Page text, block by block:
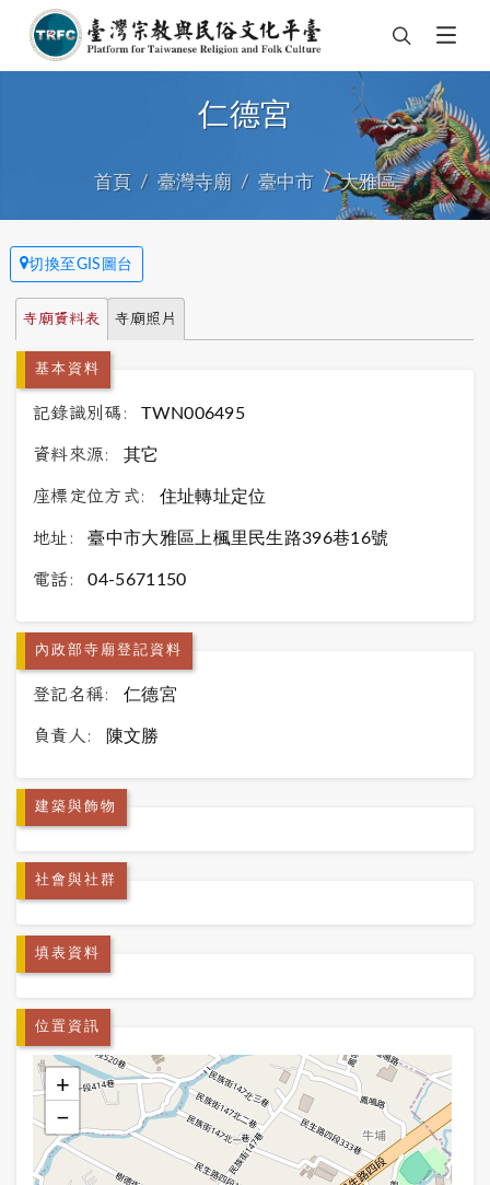
仁德宮
首頁 臺灣寺廟 臺中市 大雅區
切換至GIS圖台
寺廟資料表 寺廟照片
基本資料
記錄識別碼: TWN006495
資料來源: 其它
座標定位方式: 住址轉址定位
地址: 臺中市大雅區上楓里民生路396巷16號
電話: 04-5671150
內政部寺廟登記資料
登記名稱: 仁德宮
負責人: 陳文勝
建築與飾物
社會與社群
填表資料
位置資訊
+
−